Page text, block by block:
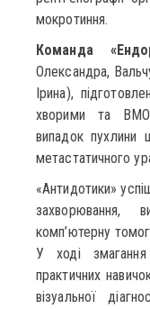
мокротиння.
Команда
Олександра,
Ірина),
хворими та ВМО
випадок пухлини
метастатичного
«Антидотики»
захворювання,
комп’ютерну
У ході
практичних
візуальної